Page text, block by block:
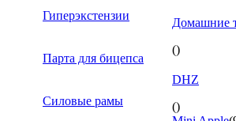
Гиперэкстензии
Парта для бицепса
Силовые рамы
Домашние
()
DHZ
()